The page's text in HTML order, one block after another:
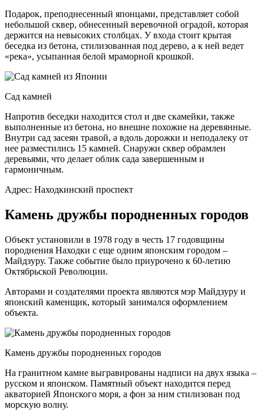
Подарок, преподнесенный японцами, представляет собой
небольшой сквер, обнесенный веревочной оградой, которая
держится на невысоких столбцах. У входа стоит крытая
беседка из бетона, стилизованная под дерево, а к ней ведет
«река», усыпанная белой мраморной крошкой.
Сад камней
Напротив беседки находится стол и две скамейки, также
выполненные из бетона, но внешне похожие на деревянные.
Внутри сад засеян травой, а вдоль дорожки и неподалеку от
нее разместились 15 камней. Снаружи сквер обрамлен
деревьями, что делает облик сада завершенным и
гармоничным.
Адрес: Находкинский проспект
Камень дружбы породненных городов
Объект установили в 1978 году в честь 17 годовщины
породнения Находки с еще одним японским городом –
Майдзуру. Также событие было приурочено к 60-летию
Октябрьской Революции.
Авторами и создателями проекта являются мэр Майдзуру и
японский каменщик, который занимался оформлением
объекта.
Камень дружбы породненных городов
На гранитном камне выгравированы надписи на двух языка –
русском и японском. Памятный объект находится перед
акваторией Японского моря, а фон за ним стилизован под
морскую волну.